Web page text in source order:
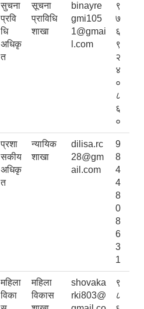
सुचना
प्रवि
धि
अधिकृ
त
सूचना
प्राविधि
शाखा
binayre
gmi105
1@gmai
l.com
९
७
६
९
२
४
०
८
६
०
प्रशा
सकीय
अधिकृ
त
न्यायिक
शाखा
dilisa.rc
28@gm
ail.com
9
8
4
4
8
0
8
6
3
1
महिला
विका
महिला
विकास
shovaka
rki803@
९
८